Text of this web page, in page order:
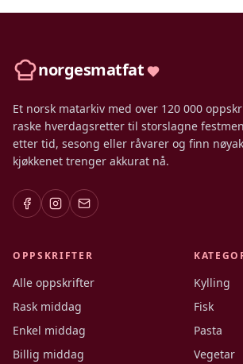
norgesmatfat
Et norsk matarkiv med over 120 000
raske hverdagsretter til storslagne
etter tid, sesong eller råvarer og finn
kjøkkenet trenger akkurat nå.
OPPSKRIFTER
Alle oppskrifter
Rask middag
Enkel middag
Billig middag
Kylling
Fisk
Pasta
Vegetar